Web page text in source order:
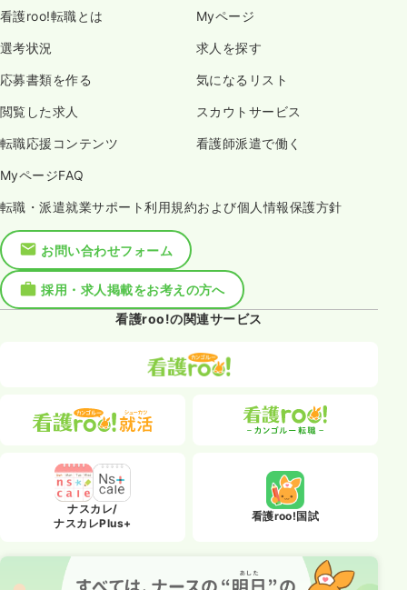
看護roo!転職とは Myページ
選考状況 求人を探す
応募書類を作る 気になるリスト
閲覧した求人 スカウトサービス
転職応援コンテンツ 看護師派遣で働く
MyページFAQ
転職・派遣就業サポート利用規約および個人情報保護方針
お問い合わせフォーム
採用・求人掲載をお考えの方へ
看護roo!の関連サービス
ナスカレ/
ナスカレPlus+
看護roo!国試